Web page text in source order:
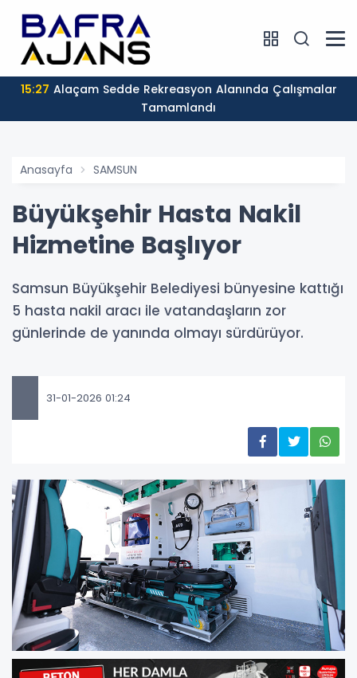
15:27
Tamamlandı
Anasayfa SAMSUN
Büyükşehir Hasta Nakil
Hizmetine Başlıyor
Samsun Büyükşehir Belediyesi bünyesine kattığı
5 hasta nakil aracı ile vatandaşların zor
günlerinde de yanında olmayı sürdürüyor.
31-01-2026 01:24